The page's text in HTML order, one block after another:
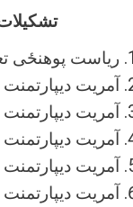
ریاست پوهنځی
آمریت دیپارتمنت
آمریت دیپارتمنت
آمریت
آمریت
آمریت دیپارتمنت